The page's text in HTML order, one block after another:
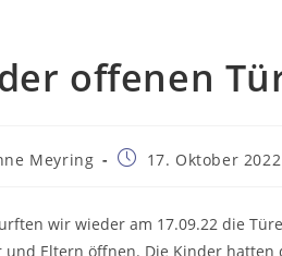
offenen
Meyring
Beitrag17. Oktober 2022
wir wieder am 17.09.22 die
Eltern öffnen. Die Kinder hatten